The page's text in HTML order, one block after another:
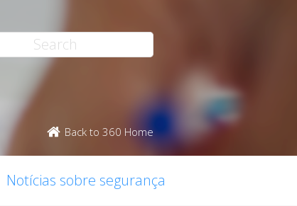
Back to 360 Home
Notícias sobre segurança